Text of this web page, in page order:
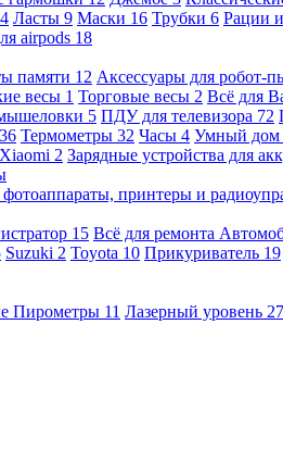
4 Ласты 9 Маски 16 Трубки 6 Рации
airpods 18
памяти 12 Аксессуары для робот-
весы 1 Торговые весы 2 Всё для
5 ПДУ для телевизора 72
36 Термометры 32 Часы 4 Умный дом
2 Зарядные устройства для
фотоаппараты, принтеры и
15 Всё для ремонта
Suzuki 2 Toyota 10 Прикуриватель 19
Пирометры 11 Лазерный уровень 27